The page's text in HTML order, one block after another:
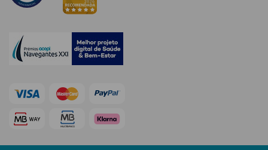
Cosmética
Hidratantes
Creme de Olhos